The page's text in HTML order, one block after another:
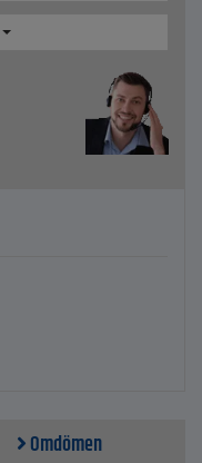
Omdömen